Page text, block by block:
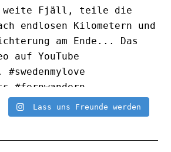
Lass uns Freunde werden